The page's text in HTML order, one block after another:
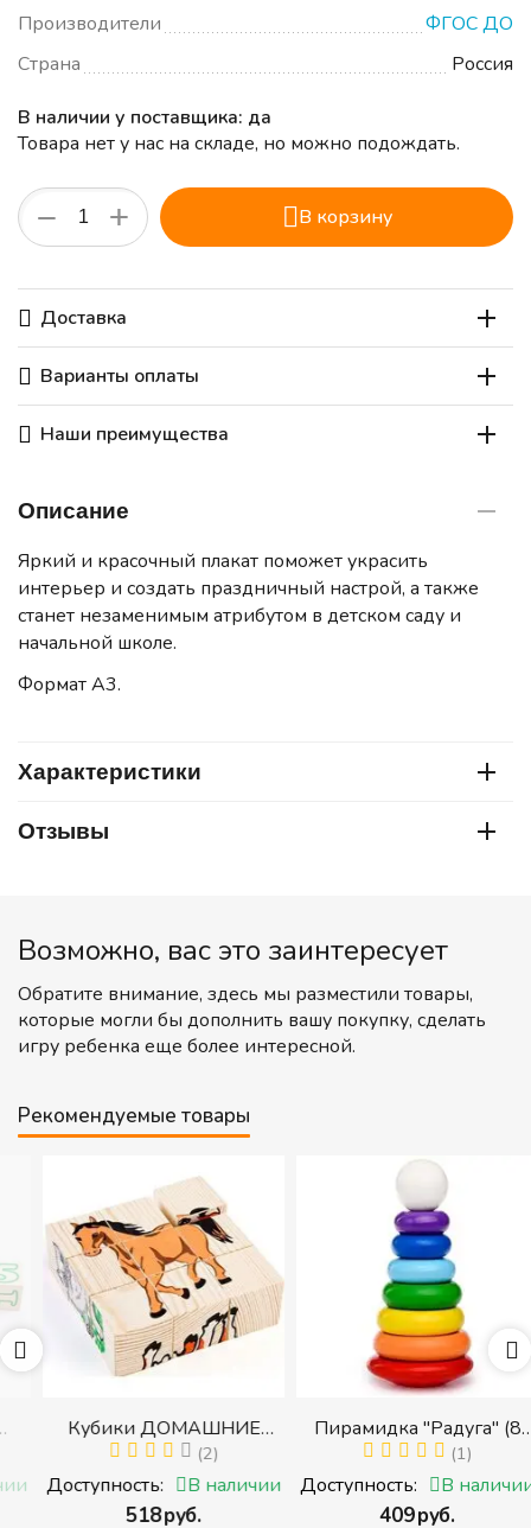
Производители
ФГОС ДО
Страна
Россия
В наличии у поставщика: да
Товара нет у нас на складе, но можно подождать.
+
− В корзину
Доставка
Варианты оплаты
Наши преимущества
Описание
Яркий и красочный плакат поможет украсить
интерьер и создать праздничный настрой, а также
станет незаменимым атрибутом в детском саду и
начальной школе.
Формат А3.
Характеристики
Отзывы
Возможно, вас это заинтересует
Обратите внимание, здесь мы разместили товары,
которые могли бы дополнить вашу покупку, сделать
игру ребенка еще более интересной.
Рекомендуемые товары
Кубики ДОМАШНИЕ
ЖИВОТНЫЕ (Томик)
(Набор кубиков
разрезных (складных))
(2)
Доступность: В наличии
‍518‍руб.
Пирамидка "Радуга" (8
деталей) (Пирамидка
среднего размера)
(1)
Доступность: В наличии
‍409‍руб.